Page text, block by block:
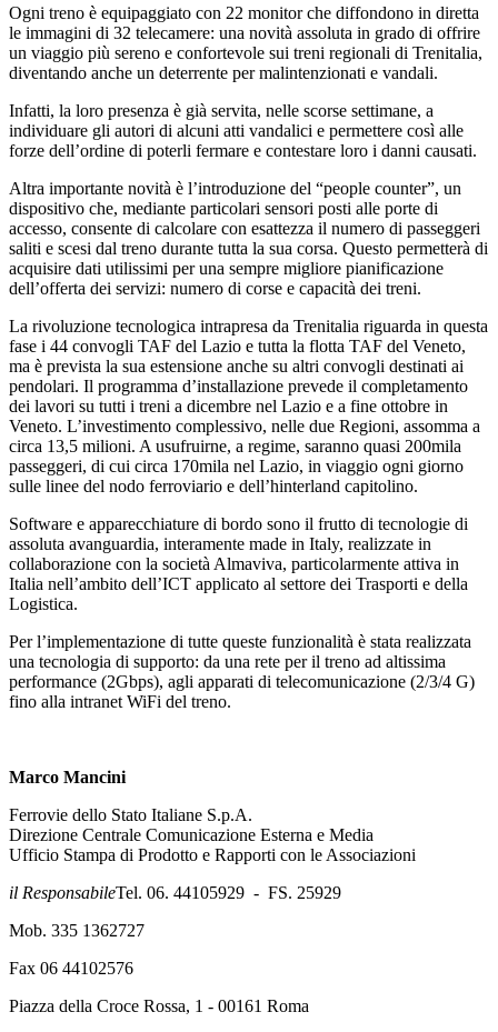
Ogni treno è equipaggiato con 22 monitor che diffondono in diretta
le immagini di 32 telecamere: una novità assoluta in grado di offrire
un viaggio più sereno e confortevole sui treni regionali di Trenitalia,
diventando anche un deterrente per malintenzionati e vandali.
Infatti, la loro presenza è già servita, nelle scorse settimane, a
individuare gli autori di alcuni atti vandalici e permettere così alle
forze dell’ordine di poterli fermare e contestare loro i danni causati.
Altra importante novità è l’introduzione del “people counter”, un
dispositivo che, mediante particolari sensori posti alle porte di
accesso, consente di calcolare con esattezza il numero di passeggeri
saliti e scesi dal treno durante tutta la sua corsa. Questo permetterà di
acquisire dati utilissimi per una sempre migliore pianificazione
dell’offerta dei servizi: numero di corse e capacità dei treni.
La rivoluzione tecnologica intrapresa da Trenitalia riguarda in questa
fase i 44 convogli TAF del Lazio e tutta la flotta TAF del Veneto,
ma è prevista la sua estensione anche su altri convogli destinati ai
pendolari. Il programma d’installazione prevede il completamento
dei lavori su tutti i treni a dicembre nel Lazio e a fine ottobre in
Veneto. L’investimento complessivo, nelle due Regioni, assomma a
circa 13,5 milioni. A usufruirne, a regime, saranno quasi 200mila
passeggeri, di cui circa 170mila nel Lazio, in viaggio ogni giorno
sulle linee del nodo ferroviario e dell’hinterland capitolino.
Software e apparecchiature di bordo sono il frutto di tecnologie di
assoluta avanguardia, interamente made in Italy, realizzate in
collaborazione con la società Almaviva, particolarmente attiva in
Italia nell’ambito dell’ICT applicato al settore dei Trasporti e della
Logistica.
Per l’implementazione di tutte queste funzionalità è stata realizzata
una tecnologia di supporto: da una rete per il treno ad altissima
performance (2Gbps), agli apparati di telecomunicazione (2/3/4 G)
fino alla intranet WiFi del treno.
Marco Mancini
Ferrovie dello Stato Italiane S.p.A.
Direzione Centrale Comunicazione Esterna e Media
Ufficio Stampa di Prodotto e Rapporti con le Associazioni
il ResponsabileTel. 06. 44105929 - FS. 25929
Mob. 335 1362727
Fax 06 44102576
Piazza della Croce Rossa, 1 - 00161 Roma